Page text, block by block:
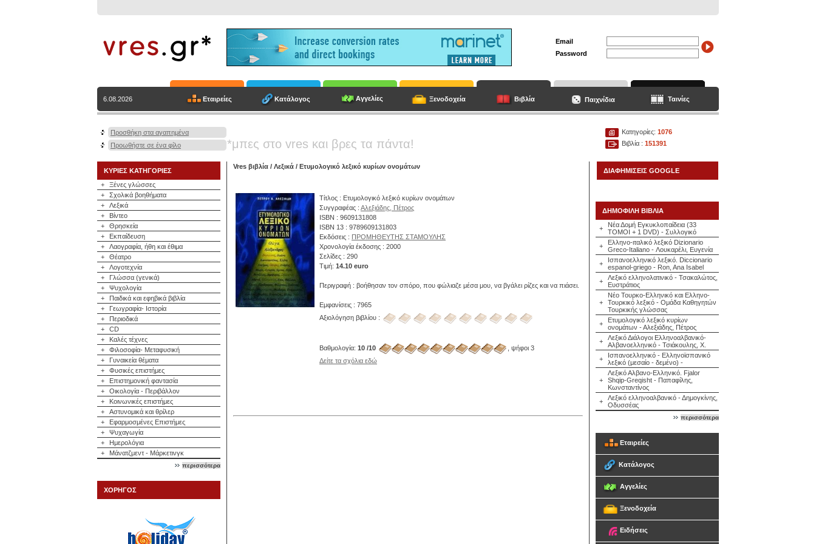
Email
Password
6.08.2026 Εταιρείες Κατάλογος Αγγελίες Ξενοδοχεία Βιβλία Παιχνίδια Ταινίες
Προσθήκη στα αγαπημένα
Προωθήστε σε ένα φίλο
*μπες στο vres και βρες τα πάντα!
Κατηγορίες: 1076
Βιβλία : 151391
ΚΥΡΙΕΣ ΚΑΤΗΓΟΡΙΕΣ
+
Ξένες γλώσσες
+
Σχολικά βοηθήματα
+
Λεξικά
+
Βίντεο
+
Θρησκεία
+
Εκπαίδευση
+
Λαογραφία, ήθη και έθιμα
+
Θέατρο
+
Λογοτεχνία
+
Γλώσσα (γενικά)
+
Ψυχολογία
+
Παιδικά και εφηβικά βιβλία
+
Γεωγραφία- Ιστορία
+
Περιοδικά
+
CD
+
Καλές τέχνες
+
Φιλοσοφία- Μεταφυσική
+
Γυναικεία θέματα
+
Φυσικές επιστήμες
+
Επιστημονική φαντασία
+
Οικολογία - Περιβάλλον
+
Κοινωνικές επιστήμες
+
Αστυνομικά και θρίλερ
+
Εφαρμοσμένες Επιστήμες
+
Ψυχαγωγία
+
Ημερολόγια
+
Μάνατζμεντ - Μάρκετινγκ
περισσότερα
ΧΟΡΗΓΟΣ
Vres βιβλία / Λεξικά / Ετυμολογικό λεξικό κυρίων ονομάτων
Τίτλος : Ετυμολογικό λεξικό κυρίων ονομάτων
Συγγραφέας : Αλεξιάδης, Πέτρος
ISBN : 9609131808
ISBN 13 : 9789609131803
Εκδόσεις : ΠΡΟΜΗΘΕΥΤΗΣ ΣΤΑΜΟΥΛΗΣ
Χρονολογία έκδοσης : 2000
Σελίδες : 290
Τιμή: 14.10 euro
Περιγραφή : βοήθησαν τον σπόρο, που φώλιαζε μέσα μου, να βγάλει ρίζες και να πιάσει.
Εμφανίσεις : 7965
Αξιολόγηση βιβλίου :
Βαθμολογία: 10 /10
, ψήφοι 3
Δείτε τα σχόλια εδώ
ΔΙΑΦΗΜΙΣΕΙΣ GOOGLE
ΔΗΜΟΦΙΛΗ ΒΙΒΛΙΑ
+
Νέα Δομή Εγκυκλοπαίδεια (33
ΤΟΜΟΙ + 1 DVD) - Συλλογικό
+
Ελληνο-ιταλικό λεξικό Dizionario
Greco-Italiano - Λουκαρέλι, Ευγενία
+
Ισπανοελληνικό λεξικό. Diccionario
espanol-griego - Ron, Ana Isabel
+
Λεξικό ελληνολατινικό - Τσακαλώτος,
Ευστράτιος
+
Νέο Τουρκο-Ελληνικό και Ελληνο-
Τουρκικό λεξικό - Ομάδα Καθηγητών
Τουρκικής γλώσσας
+
Ετυμολογικό λεξικό κυρίων
ονομάτων - Αλεξιάδης, Πέτρος
+
Λεξικό Διάλογοι Ελληνοαλβανικό-
Αλβανοελληνικό - Τσιάκουλης, Χ.
+
Ισπανοελληνικό - Ελληνοϊσπανικό
λεξικό (μεσαίο - δεμένο) -
+
Λεξικό Αλβανο-Ελληνικό. Fjalor
Shqip-Greqisht - Παπαφίλης,
Κωνσταντίνος
+
Λεξικό ελληνοαλβανικό - Δημογκίνης,
Οδυσσέας
περισσότερα
Εταιρείες
Κατάλογος
Αγγελίες
Ξενοδοχεία
Ειδήσεις